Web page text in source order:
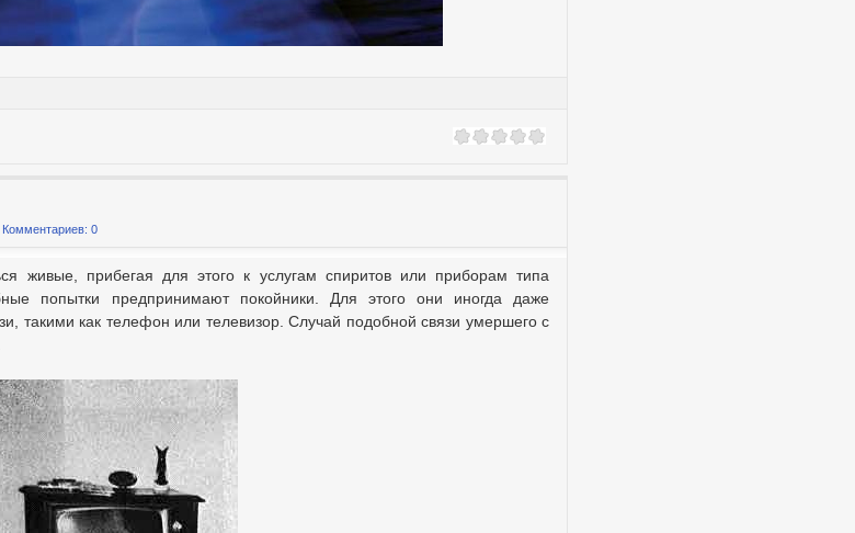
Комментариев: 0
живые, прибегая для этого к услугам спиритов или приборам типа
попытки предпринимают покойники. Для этого они иногда даже
такими как телефон или телевизор. Случай подобной связи умершего с